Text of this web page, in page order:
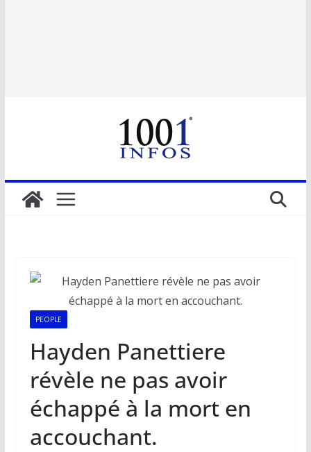
PEOPLE
Hayden Panettiere
révèle ne pas avoir
échappé à la mort en
accouchant.